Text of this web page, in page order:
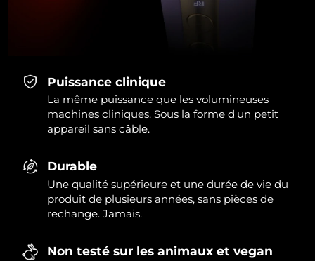
Puissance clinique
La même puissance que les volumineuses
machines cliniques. Sous la forme d'un petit
appareil sans câble.
Durable
Une qualité supérieure et une durée de vie du
produit de plusieurs années, sans pièces de
rechange. Jamais.
Non testé sur les animaux et vegan